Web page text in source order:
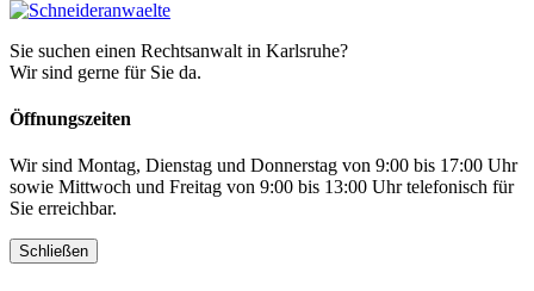
Sie suchen einen Rechtsanwalt in Karlsruhe?
Wir sind gerne für Sie da.
Öffnungszeiten
Wir sind Montag, Dienstag und Donnerstag von 9:00 bis 17:00 Uhr
sowie Mittwoch und Freitag von 9:00 bis 13:00 Uhr telefonisch für
Sie erreichbar.
Schließen